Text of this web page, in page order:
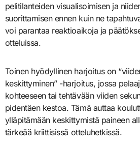
pelitilanteiden visualisoimisen ja
suorittamisen ennen kuin ne
voi parantaa reaktioaikoja ja
otteluissa.
Toinen hyödyllinen harjoitus on
keskittyminen” -harjoitus, jossa
kohteeseen tai tehtävään viiden
pidentäen kestoa. Tämä auttaa
ylläpitämään keskittymistä paineen
tärkeää kriittisissä otteluhetkissä.